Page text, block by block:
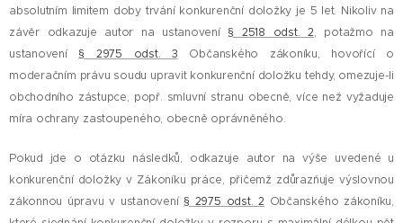
absolutním limitem doby trvání konkurenční doložky je 5 let. Nikoliv na
závěr odkazuje autor na ustanovení§ 2518 odst. 2, potažmo na
ustanovení§ 2975 odst. 3 Občanského zákoníku, hovořící o
moderačním právu soudu upravit konkurenční doložku tehdy, omezuje-li
obchodního zástupce, popř. smluvní stranu obecně, více než vyžaduje
míra ochrany zastoupeného, obecně oprávněného.
Pokud jde o otázku následků, odkazuje autor na výše uvedené u
konkurenční doložky v Zákoníku práce, přičemž zdůrazňuje výslovnou
zákonnou úpravu v ustanovení§ 2975 odst. 2 Občanského zákoníku,